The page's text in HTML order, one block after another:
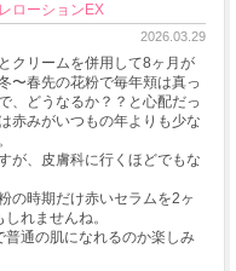
ローションEX
2026.03.29
クリームを併用して8ヶ月が
〜春先の花粉で毎年頬は真っ
、どうなるか？？と心配だっ
赤みがいつもの年よりも少な
が、皮膚科に行くほどでもな
の時期だけ赤いセラムを2ヶ
れませんね。
通の肌になれるのか楽しみ